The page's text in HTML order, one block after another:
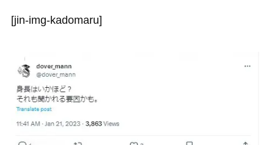
[jin-img-kadomaru]